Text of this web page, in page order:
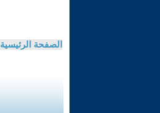
الصفحة الرئيسية